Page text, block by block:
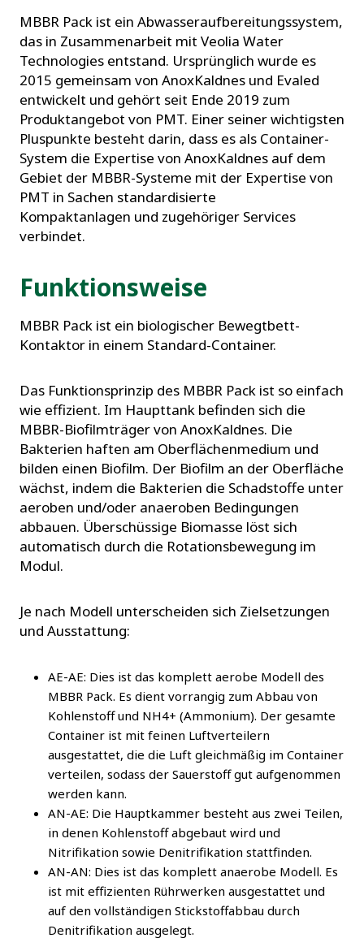
MBBR Pack ist ein Abwasseraufbereitungssystem,
das in Zusammenarbeit mit Veolia Water
Technologies entstand. Ursprünglich wurde es
2015 gemeinsam von AnoxKaldnes und Evaled
entwickelt und gehört seit Ende 2019 zum
Produktangebot von PMT. Einer seiner wichtigsten
Pluspunkte besteht darin, dass es als Container-
System die Expertise von AnoxKaldnes auf dem
Gebiet der MBBR-Systeme mit der Expertise von
PMT in Sachen standardisierte
Kompaktanlagen und zugehöriger Services
verbindet.
Funktionsweise
MBBR Pack ist ein biologischer Bewegtbett-
Kontaktor in einem Standard-Container.
Das Funktionsprinzip des MBBR Pack ist so einfach
wie effizient. Im Haupttank befinden sich die
MBBR-Biofilmträger von AnoxKaldnes. Die
Bakterien haften am Oberflächenmedium und
bilden einen Biofilm. Der Biofilm an der Oberfläche
wächst, indem die Bakterien die Schadstoffe unter
aeroben und/oder anaeroben Bedingungen
abbauen. Überschüssige Biomasse löst sich
automatisch durch die Rotationsbewegung im
Modul.
Je nach Modell unterscheiden sich Zielsetzungen
und Ausstattung:
AE-AE: Dies ist das komplett aerobe Modell des
MBBR Pack. Es dient vorrangig zum Abbau von
Kohlenstoff und NH4+ (Ammonium). Der gesamte
Container ist mit feinen Luftverteilern
ausgestattet, die die Luft gleichmäßig im Container
verteilen, sodass der Sauerstoff gut aufgenommen
werden kann.
AN-AE: Die Hauptkammer besteht aus zwei Teilen,
in denen Kohlenstoff abgebaut wird und
Nitrifikation sowie Denitrifikation stattfinden.
AN-AN: Dies ist das komplett anaerobe Modell. Es
ist mit effizienten Rührwerken ausgestattet und
auf den vollständigen Stickstoffabbau durch
Denitrifikation ausgelegt.